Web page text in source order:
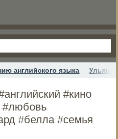
английского языка Ульяна
#кино
#любовь
#белла #семья